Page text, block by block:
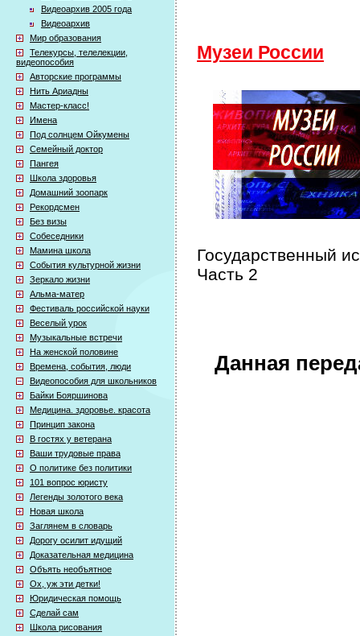
Видеоархив 2005 года
Видеоархив
Мир образования
Телекурсы, телелекции,
видеопособия
Авторские программы
Нить Ариадны
Мастер-класс!
Имена
Под солнцем Ойкумены
Семейный доктор
Пангея
Школа здоровья
Домашний зоопарк
Рекордсмен
Без визы
Собеседники
Мамина школа
События культурной жизни
Зеркало жизни
Альма-матер
Фестиваль российской науки
Веселый урок
Музыкальные встречи
На женской половине
Времена, события, люди
Видеопособия для школьников
Байки Бояршинова
Медицина. здоровье. красота
Принцип закона
В гостях у ветерана
Ваши трудовые права
О политике без политики
101 вопрос юристу
Легенды золотого века
Новая школа
Заглянем в словарь
Дорогу осилит идущий
Доказательная медицина
Объять необъятное
Ох, уж эти детки!
Юридическая помощь
Сделай сам
Школа рисования
Музеи России
Государственный
Часть 2
Данная